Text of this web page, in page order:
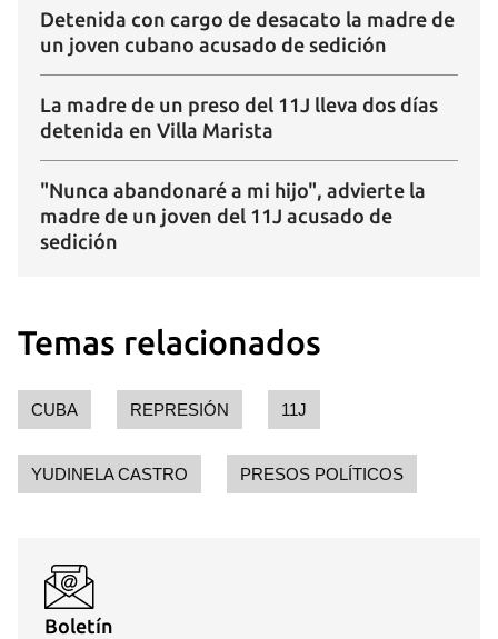
Guardar como favorito
Para poder guardar como favorito, primero has de
iniciar sesión con tu cuenta de 14ymedio.
Detenida con cargo de desacato la madre de
un joven cubano acusado de sedición
La madre de un preso del 11J lleva dos días
detenida en Villa Marista
"Nunca abandonaré a mi hijo", advierte la
madre de un joven del 11J acusado de
sedición
Temas relacionados
CUBA REPRESIÓN 11J
YUDINELA CASTRO PRESOS POLÍTICOS
Boletín